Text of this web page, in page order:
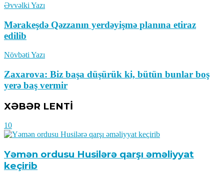
Əvvəlki Yazı
Mərakeşdə Qəzzanın yerdəyişmə planına etiraz
edilib
Növbəti Yazı
Zaxarova: Biz başa düşürük ki, bütün bunlar boş
yerə baş vermir
XƏBƏR LENTİ
08 Avqust 2026 / 10:03
8
Bərdə rayonunda əkin sahəsindən qadın
10
Yəmən ordusu Husilərə qarşı əməliyyat
keçirib